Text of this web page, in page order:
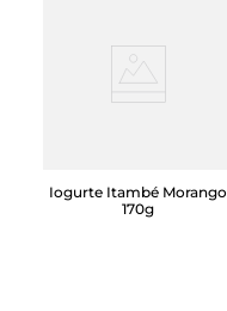
Iogurte Itambé Morango
170g